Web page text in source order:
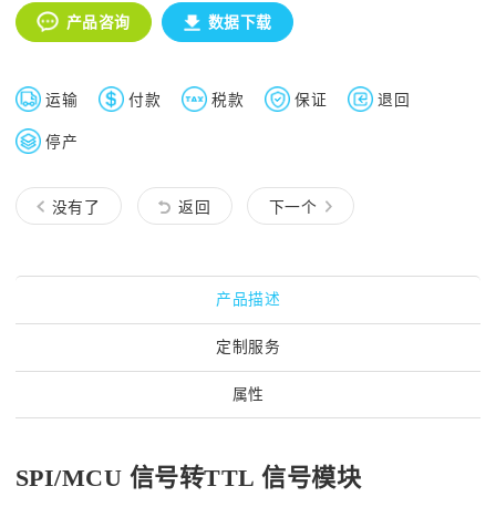
产品咨询 数据下载
运输 付款 税款 保证 退回
停产
没有了 返回 下一个
产品描述
定制服务
属性
SPI/MCU 信号转TTL 信号模块